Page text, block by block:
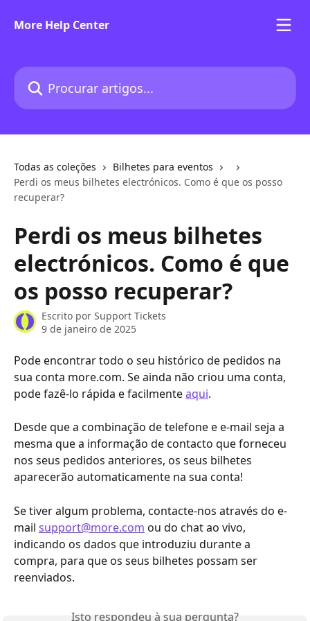
More Help Center
Procurar artigos...
Todas as coleções
Bilhetes para eventos
Perdi os meus bilhetes electrónicos. Como é que os posso
recuperar?
Perdi os meus bilhetes
electrónicos. Como é que
os posso recuperar?
Escrito por Support Tickets
9 de janeiro de 2025
Pode encontrar todo o seu histórico de pedidos na
sua conta more.com. Se ainda não criou uma conta,
pode fazê-lo rápida e facilmente aqui.
Desde que a combinação de telefone e e-mail seja a
mesma que a informação de contacto que forneceu
nos seus pedidos anteriores, os seus bilhetes
aparecerão automaticamente na sua conta!
Se tiver algum problema, contacte-nos através do e-
mail support@more.com ou do chat ao vivo,
indicando os dados que introduziu durante a
compra, para que os seus bilhetes possam ser
reenviados.
Isto respondeu à sua pergunta?